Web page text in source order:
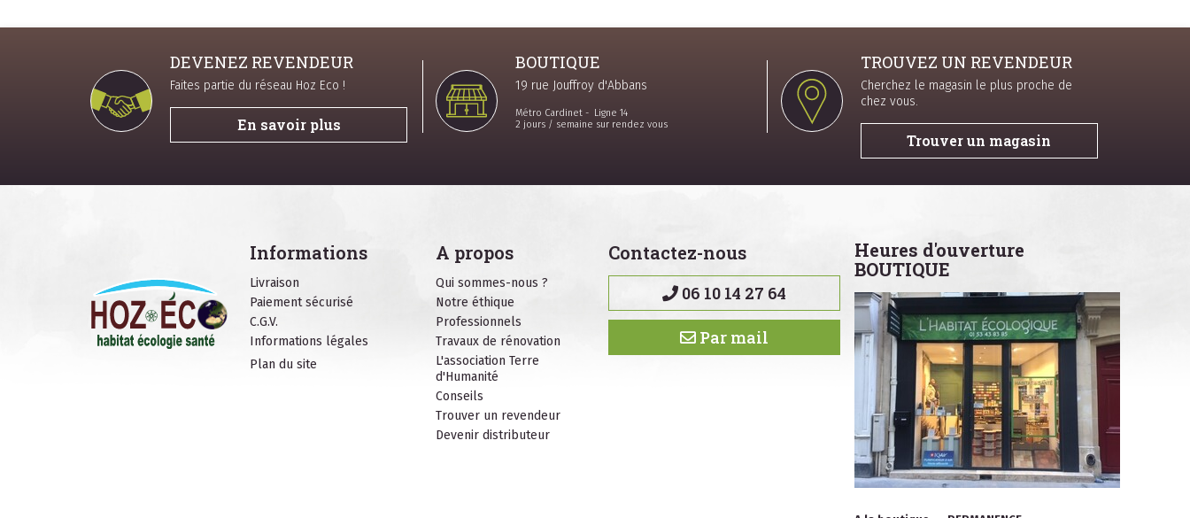
DEVENEZ REVENDEUR
Faites partie du réseau Hoz Eco !
En savoir plus
BOUTIQUE
19 rue Jouffroy d'Abbans
Métro Cardinet - Ligne 14
2 jours / semaine sur rendez vous
TROUVEZ UN REVENDEUR
Cherchez le magasin le plus proche de
chez vous.
Trouver un magasin
Informations
Livraison
Paiement sécurisé
C.G.V.
Informations légales
Plan du site
A propos
Qui sommes-nous ?
Notre éthique
Professionnels
Travaux de rénovation
L'association Terre
d'Humanité
Conseils
Trouver un revendeur
Devenir distributeur
Contactez-nous
06 10 14 27 64
Par mail
Heures d'ouverture
BOUTIQUE